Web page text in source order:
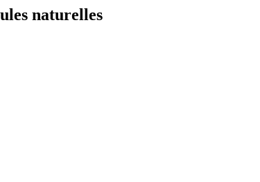
naturelles